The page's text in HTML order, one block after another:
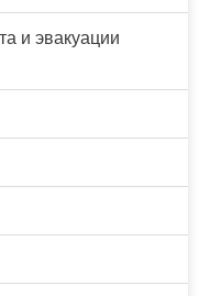
и эвакуации